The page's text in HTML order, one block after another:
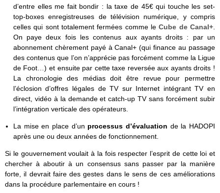
d’entre elles me fait bondir : la taxe de 45€ qui touche les set-
top-boxes enregistreuses de télévision numérique, y compris
celles qui sont totalement fermées comme leCube de Canal+
On paye deux fois les contenus aux ayants droits : par un
abonnement chèrement payé à Canal+ (qui finance au passage
des contenus que l’on n’apprécie pas forcément comme la Ligue
de Foot…) et ensuite par cette taxe reversée aux ayants droits !
La chronologie des médias doit être revue pour permettre
l’éclosion d’offres légales de TV sur Internet intégrant TV en
direct, vidéo à la demande et catch-up TV sans forcément subir
l’intégration verticale des opérateurs.
La mise en place d’un processus d’évaluation de la HADOPI
après une ou deux années de fonctionnement.
Si le gouvernement voulait à la fois respecter l’esprit de cette loi et
chercher à aboutir à un consensus sans passer par la manière
forte, il devrait faire des gestes dans le sens de ces améliorations
dans la procédure parlementaire en cours !